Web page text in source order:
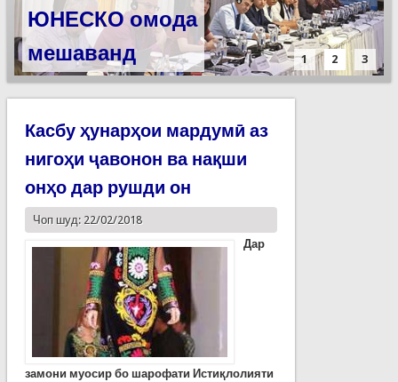
ЮНЕСКО омода
мешаванд
1 2 3
Касбу ҳунарҳои мардумӣ аз
нигоҳи ҷавонон ва нақши
онҳо дар рушди он
Чоп шуд: 22/02/2018
Дар
замони муосир бо шарофати Истиқлолияти